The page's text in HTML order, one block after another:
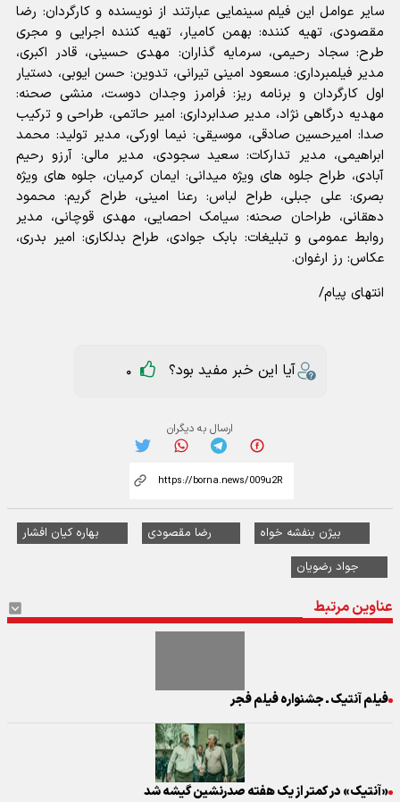
سایر عوامل این فیلم سینمایی عبارتند از نویسنده و کارگردان: رضا
مقصودی، تهیه کننده: بهمن کامیار، تهیه کننده اجرایی و مجری
طرح: سجاد رحیمی، سرمایه گذاران: مهدی حسینی، قادر اکبری،
مدیر فیلمبرداری: مسعود امینی تیرانی، تدوین: حسن ایوبی، دستیار
اول کارگردان و برنامه ریز: فرامرز وجدان دوست، منشی صحنه:
مهدیه درگاهی نژاد، مدیر صدابرداری: امیر حاتمی، طراحی و ترکیب
صدا: امیرحسین صادقی، موسیقی: نیما اورکی، مدیر تولید: محمد
ابراهیمی، مدیر تدارکات: سعید سجودی، مدیر مالی: آرزو رحیم
آبادی، طراح جلوه های ویژه میدانی: ایمان کرمیان، جلوه های ویژه
بصری: علی جبلی، طراح لباس: رعنا امینی، طراح گریم: محمود
دهقانی، طراحان صحنه: سیامک احصایی، مهدی قوچانی، مدیر
روابط عمومی و تبلیغات: بابک جوادی، طراح بدلکاری: امیر بدری،
عکاس: رز ارغوان.
انتهای پیام/
آیا این خبر مفید بود؟ 0
ارسال به دیگران
بیژن بنفشه خواه رضا مقصودی
بهاره کیان افشار
جواد رضویان
عناوین مرتبط
فیلم آنتیک ـ جشنواره فیلم فجر
«آنتیک» در کمتر از یک هفته صدرنشین گیشه شد